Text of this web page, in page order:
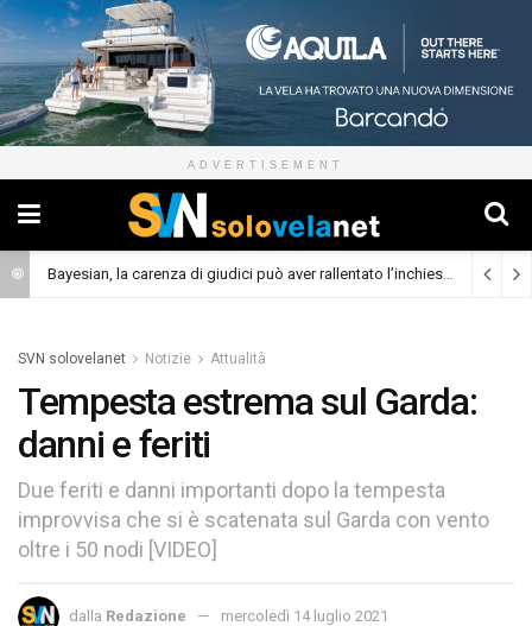
ADVERTISEMENT
Bayesian, la carenza di giudici può aver rallentato l’inchiesta (Cronaca)
SVN solovelanet Notizie Attualità
Tempesta estrema sul Garda:
danni e feriti
Due feriti e danni importanti dopo la tempesta
improvvisa che si è scatenata sul Garda con vento
oltre i 50 nodi [VIDEO]
dalla Redazione mercoledì 14 luglio 2021